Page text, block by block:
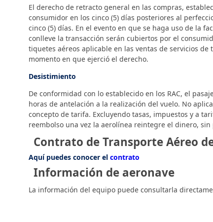
El derecho de retracto general en las compras,
consumidor en los cinco (5) días posteriores al
cinco (5) días. En el evento en que se haga uso de la
conlleve la transacción serán cubiertos por el
tiquetes aéreos aplicable en las ventas de servicios
momento en que ejerció el derecho.
Desistimiento
De conformidad con lo establecido en los RAC, el
horas de antelación a la realización del vuelo. No
concepto de tarifa. Excluyendo tasas, impuestos y a
reembolso una vez la aerolínea reintegre el dinero,
Contrato de Transporte Aéreo
Aquí puedes conocer el contrato
Información de aeronave
La información del equipo puede consultarla